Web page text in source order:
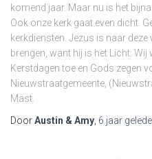
komend jaar. Maar nu is het
Ook onze kerk gaat even dicht.
kerkdiensten. Jezus is naar
brengen, want hij is het Licht.
Kerstdagen toe en Gods zegen
Nieuwstraatgemeente,
Mast.
DoorAustin & Amy 6 jaar